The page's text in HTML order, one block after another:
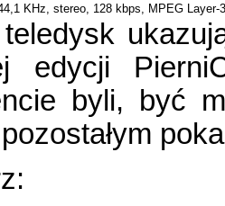
KHz, stereo, 128 kbps, MPEG Layer-
edycji
byli, być